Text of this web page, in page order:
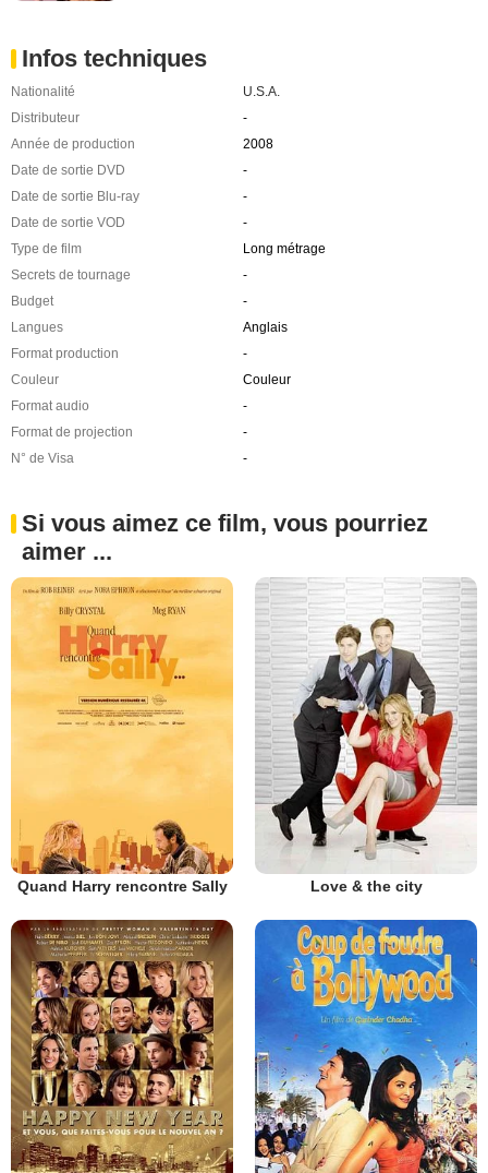
Infos techniques
Nationalité
U.S.A.
Distributeur
-
Année de production
2008
Date de sortie DVD
-
Date de sortie Blu-ray
-
Date de sortie VOD
-
Type de film
Long métrage
Secrets de tournage
-
Budget
-
Langues
Anglais
Format production
-
Couleur
Couleur
Format audio
-
Format de projection
-
N° de Visa
-
Si vous aimez ce film, vous pourriez
aimer ...
Quand Harry rencontre Sally Love & the city